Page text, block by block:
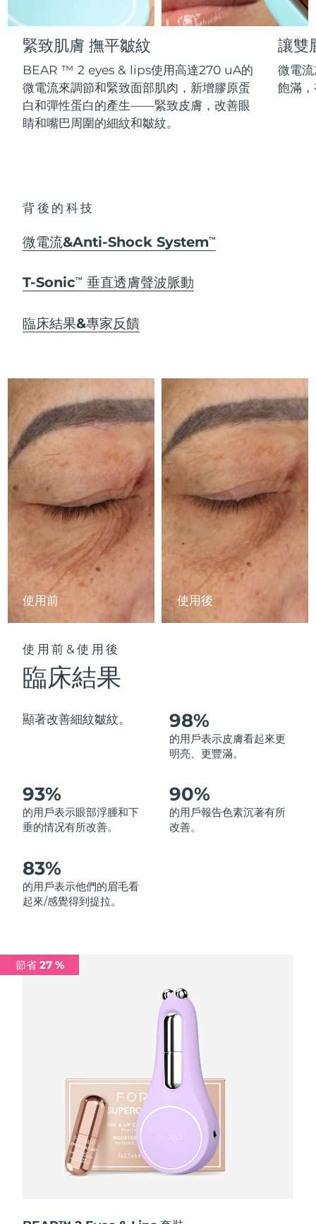
緊致肌膚 撫平皺紋
BEAR ™ 2 eyes & lips使用高達270 uA的
微電流來調節和緊致面部肌肉，新增膠原蛋
白和彈性蛋白的產生——緊致皮膚，改善眼
睛和嘴巴周圍的細紋和皺紋。
讓雙
微電
飽滿
背後的科技
微電流&Anti-Shock SystemTM
T-SonicTM 垂直透膚聲波脈動
臨床結果&專家反饋
使用前 使用後
使用前&使用後
臨床結果
顯著改善細紋皺紋。 98%
的用戶表示皮膚看起來更
明亮、更豐滿。
93%
的用戶表示眼部浮腫和下
垂的情况有所改善。
90%
的用戶報告色素沉著有所
改善。
83%
的用戶表示他們的眉毛看
起來/感覺得到提拉。
節省 27 %
All anti-aging treatments
All LED treatments
FAQ™ products
PEACH™ 2
IPL hair removal
PEACH™ 2 go
Travel-friendly IPL hair removal
LUNA™ 4 body
Massaging body brush
SUPERCHARGED™ serum
Firming body serum
ESPADA™ 2 plus
Recurring acne LED therapy
ESPADA™ 2
Acne treatment device
ESPADA™ 設備
BEAR™ 2 eyes & lips
Microcurrent line smoothing device
IRIS™ 2
Rejuvenating eye massager
眼部護理設備
毛孔護理
KIWI™ derma
Diamond microdermabrasion .
Blackhead remover
KIWI™ 皮肤护理
Advanced pore care essentials
護發
LUNA™ 4 hair
2-in-1 LED scalp massager
LED light hairbrush
LUNA™ Dual-Peptide Scalp
For healthy hair
NEW
Dual LED + sonic device & 18% PAP gel
18% PAP
更多的
護膚品 男士
全部購買
FOREO APP
關於我們
預計送達日期 8/15/26
希臘 8/11/26
中國香港特別行政區 預計送達日期 8/12/26
匈牙利 預計送達日期
愛爾蘭
曼島 預計送達日期
以色列
澤西島
哈薩克 預計送達日期8/13/26
科威特 預計送達日期8/11/26
拉脫維亞 預計送達日期 8/11/26
黎巴嫩 預計送達日期8/12/26
立陶宛 預計送達日期 8/11/26
盧森堡 預計送達日期 8/11/26
中國澳門特別行政區 預計送達日期 8/13/26
馬來西亞
馬爾他
預計送達日期8/12/26
紐西蘭 預計送達日期8/11/26
阿曼
菲律賓
葡萄牙
預計送達日期
預計送達日期
預計送達日期
沙烏地阿拉伯 預計送達日期